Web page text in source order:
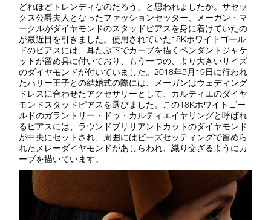
どれほどトレンディなのだろう、と思われましたか。サセッ
クス公爵夫人となったファッションセッター、メーガン・マ
ークルがダイヤモンドのスタッドピアスを身に着けていたの
が最近目を引きました。使用されていた18Kホワイトゴール
ドのピアスには、耳たぶ下でカーブを描くペンダントジャケ
ットが留め具に付いており、もう一つの、より大きいサイズ
のダイヤモンドが付いていました。2018年5月19日に行われ
たハリー王子との結婚式の際には、メーガンはウェディング
ドレスに合わせたアクセサリーとして、カルティエのダイヤ
モンドスタッドピアスを選びました。この18Kホワイトゴー
ルドのガラントリー・ドゥ・カルティエイヤリングと呼ばれ
るピアスには、ラウンドブリリアントカットのダイヤモンド
が中央にセットされ、周囲にはビーズセッティングで留めら
れたメレーダイヤモンドがあしらわれ、織り交ざるようにカ
ーブを描いています。